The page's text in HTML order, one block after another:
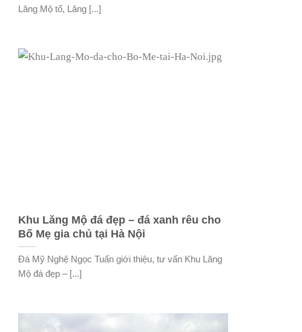
Lăng Mộ tổ, Lăng [...]
Khu Lăng Mộ đá đẹp – đá xanh rêu cho
Bố Mẹ gia chủ tại Hà Nội
Đá Mỹ Nghệ Ngọc Tuấn giới thiệu, tư vấn Khu Lăng
Mộ đá đẹp – [...]